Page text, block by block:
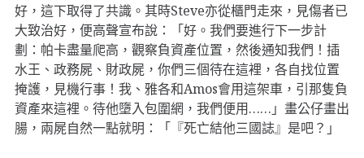
好，這下取得了共識。其時Steve亦從櫃門走來，見傷者已
大致治好，便高聲宣布說：「好。我們要進行下一步計
劃：帕卡盡量爬高，觀察負資產位置，然後通知我們！插
水王、政務屍、財政屍，你們三個待在這裡，各自找位置
掩護，見機行事！我、雅各和Amos會用這架車，引那隻負
資產來這裡。待他墮入包圍網，我們便用……」畫公仔畫出
腸，兩屍自然一點就明：「『死亡結他三國誌』是吧？」